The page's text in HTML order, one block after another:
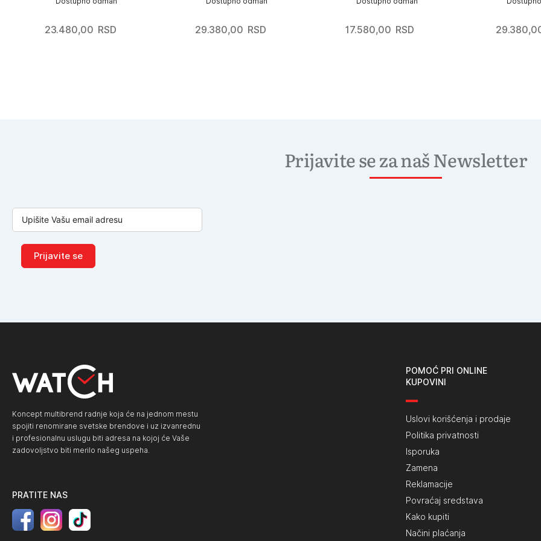
23.480,00 RSD 29.380,00 RSD 17.580,00 RSD
Prijavite se za naš Newsletter
Prijavite se
Koncept multibrend radnje koja će na jednom mestu
spojiti renomirane svetske brendove i uz izvanrednu
i profesionalnu uslugu biti adresa na kojoj će Vaše
zadovoljstvo biti merilo našeg uspeha.
PRATITE NAS
POMOĆ PRI ONLINE
KUPOVINI
Uslovi korišćenja i prodaje
Politika privatnosti
Isporuka
Zamena
Reklamacije
Povraćaj sredstava
Kako kupiti
Načini plaćanja